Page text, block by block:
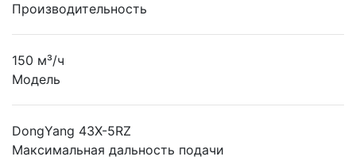
Производительность
150 м³/ч
Модель
DongYang 43X-5RZ
Максимальная дальность подачи